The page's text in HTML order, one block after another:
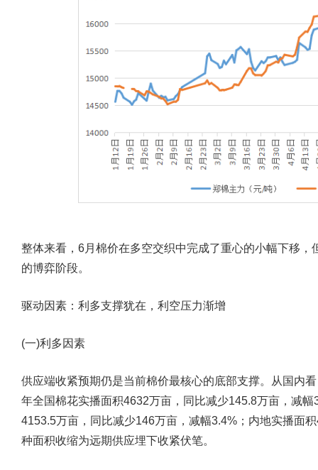
整体来看，6月棉价在多空交织中完成了重心的小幅下移
的博弈阶段。
驱动因素：利多支撑犹在，利空压力渐增
(一)利多因素
供应端收紧预期仍是当前棉价最核心的底部支撑。
从国内
年全国棉花实播面积4632万亩，同比减少145.8万亩，减
4153.5万亩，同比减少146万亩，减幅3.4%；内地实播面
种面积收缩为远期供应埋下收紧伏笔。